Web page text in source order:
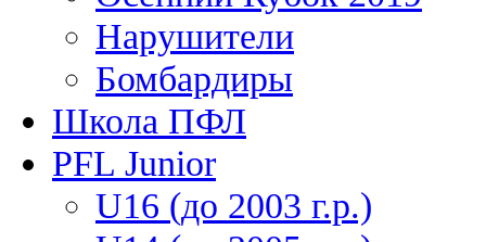
Нарушители
Бомбардиры
Школа ПФЛ
PFL Junior
U16 (до 2003 г.р.)